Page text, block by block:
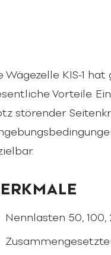
Wägezelle KIS-1
Vorteile.
störender
Nennlasten 50, 100,